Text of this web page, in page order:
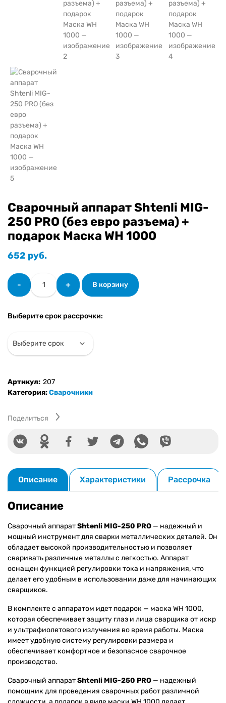
Сварочный аппарат Shtenli MIG-
250 PRO (без евро разъема) +
подарок Маска WH 1000
652 руб.
-
Количество
товара
Сварочный
Shtenli
250
PRO
разъема)
+
Маска
1000
+ В корзину
Выберите срок рассрочки:
Артикул: 207
Категория:Сварочники
Поделиться
Описание Характеристики Рассрочка
Описание
Сварочный аппаратShtenli MIG-250 PRO — надежный и
мощный инструмент для сварки металлических деталей. Он
обладает высокой производительностью и позволяет
сваривать различные металлы с легкостью. Аппарат
оснащен функцией регулировки тока и напряжения, что
делает его удобным в использовании даже для начинающих
сварщиков.
В комплекте с аппаратом идет подарок — маска WH 1000,
которая обеспечивает защиту глаз и лица сварщика от искр
и ультрафиолетового излучения во время работы. Маска
имеет удобную систему регулировки размера и
обеспечивает комфортное и безопасное сварочное
производство.
Сварочный аппаратShtenli MIG-250 PRO — надежный
помощник для проведения сварочных работ различной